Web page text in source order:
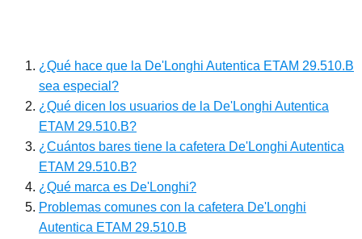
¿Qué hace que la De'Longhi Autentica ETAM 29.510.B
sea especial?
¿Qué dicen los usuarios de la De'Longhi Autentica
ETAM 29.510.B?
¿Cuántos bares tiene la cafetera De'Longhi Autentica
ETAM 29.510.B?
¿Qué marca es De'Longhi?
Problemas comunes con la cafetera De'Longhi
Autentica ETAM 29.510.B